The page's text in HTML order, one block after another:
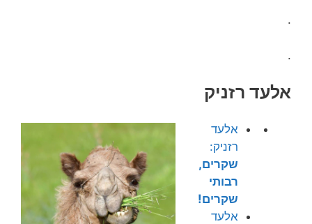
.
.
אלעד רזניק
אלעד
רזניק:
שקרים,
רבותי
שקרים!
אלעד